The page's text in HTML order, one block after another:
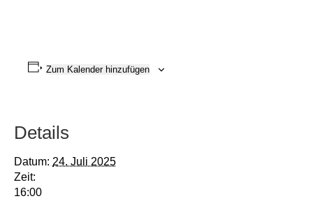
Zum Kalender hinzufügen
Details
Datum: 24. Juli 2025
Zeit:
16:00